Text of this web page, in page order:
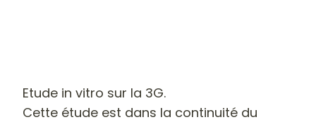
Etude in vitro sur la 3G.
Cette étude est dans la continuité du